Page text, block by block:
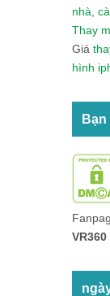
nhà
Thay
Giá
hình
Bạn
VR360